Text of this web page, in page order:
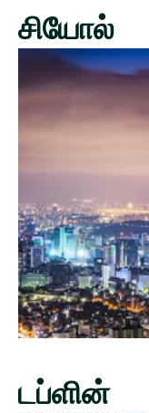
சியோல்
டப்ளின்